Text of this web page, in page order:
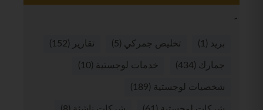
بريد (1) تخليص جمركي (5) تقارير (152)
جمارك (434) خدمات لوجستية (10)
شخصيات لوجستية (189)